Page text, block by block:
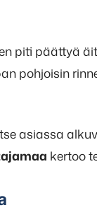
piti päättyä
pohjoisin
asiassa
kertoo